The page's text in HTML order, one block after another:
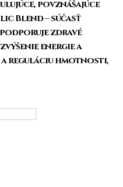
povznášajúce
Blend – súčasť
podporuje zdravé
energie a
reguláciu hmotnosti,